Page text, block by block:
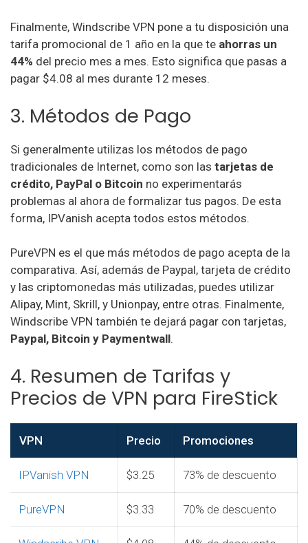
Finalmente, Windscribe VPN pone a tu disposición una
tarifa promocional de 1 año en la que te ahorras un
44% del precio mes a mes. Esto significa que pasas a
pagar $4.08 al mes durante 12 meses.
3. Métodos de Pago
Si generalmente utilizas los métodos de pago
tradicionales de Internet, como son las tarjetas de
crédito, PayPal o Bitcoin no experimentarás
problemas al ahora de formalizar tus pagos. De esta
forma, IPVanish acepta todos estos métodos.
PureVPN es el que más métodos de pago acepta de la
comparativa. Así, además de Paypal, tarjeta de crédito
y las criptomonedas más utilizadas, puedes utilizar
Alipay, Mint, Skrill, y Unionpay, entre otras. Finalmente,
Windscribe VPN también te dejará pagar con tarjetas,
Paypal, Bitcoin y Paymentwall.
4. Resumen de Tarifas y
Precios de VPN para FireStick
VPN Precio Promociones
IPVanish VPN $3.25 73% de descuento
PureVPN $3.33 70% de descuento